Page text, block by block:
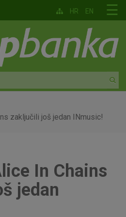
☰
HR EN
zaključili još jedan INmusic!
In Chains
jedan